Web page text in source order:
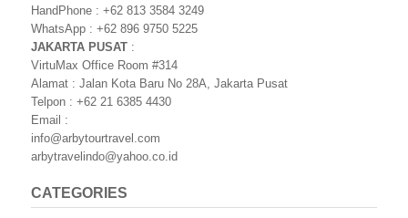
HandPhone : +62 813 3584 3249
WhatsApp : +62 896 9750 5225
JAKARTA PUSAT :
VirtuMax Office Room #314
Alamat : Jalan Kota Baru No 28A, Jakarta Pusat
Telpon : +62 21 6385 4430
Email :
info@arbytourtravel.com
arbytravelindo@yahoo.co.id
CATEGORIES